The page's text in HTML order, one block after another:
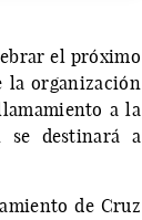
el próximo
la organización
a la
se destinará a
de Cruz